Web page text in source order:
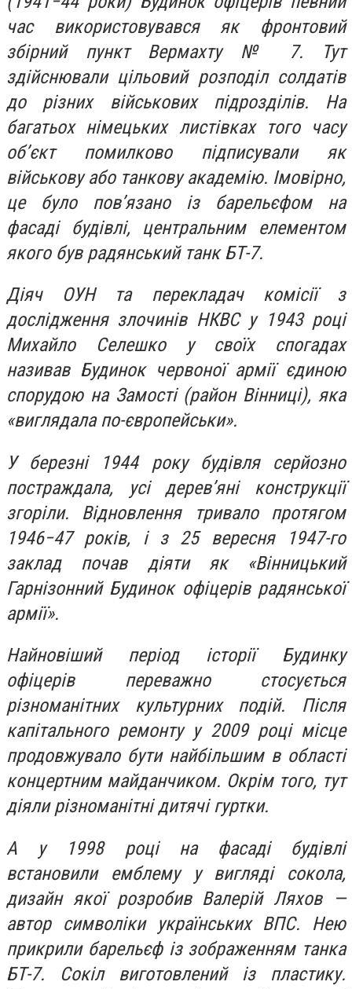
час використовувався як фронтовий
збірний пункт Вермахту № 7. Тут
здійснювали цільовий розподіл солдатів
до різних військових підрозділів. На
багатьох німецьких листівках того часу
об’єкт помилково підписували як
військову або танкову академію. Імовірно,
це було пов’язано із барельєфом на
фасаді будівлі, центральним елементом
якого був радянський танк БТ-7.
Діяч ОУН та перекладач комісії з
дослідження злочинів НКВС у 1943 році
Михайло Селешко у своїх спогадах
називав Будинок червоної армії єдиною
спорудою на Замості (район Вінниці), яка
«виглядала по-європейськи».
У березні 1944 року будівля серйозно
постраждала, усі дерев’яні конструкції
згоріли. Відновлення тривало протягом
1946−47 років, і з 25 вересня 1947-го
заклад почав діяти як «Вінницький
Гарнізонний Будинок офіцерів радянської
армії».
Найновіший період історії Будинку
офіцерів переважно стосується
різноманітних культурних подій. Після
капітального ремонту у 2009 році місце
продовжувало бути найбільшим в області
концертним майданчиком. Окрім того, тут
діяли різноманітні дитячі гуртки.
А у 1998 році на фасаді будівлі
встановили емблему у вигляді сокола,
дизайн якої розробив Валерій Ляхов —
автор символіки українських ВПС. Нею
прикрили барельєф із зображенням танка
БТ-7. Сокіл виготовлений із пластику.